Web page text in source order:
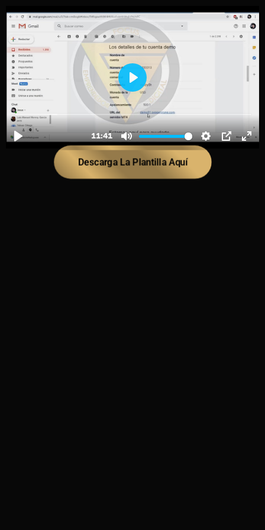
Descarga La Plantilla Aquí